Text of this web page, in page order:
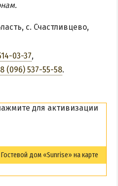
с. Счастливцево,
03-37,
(096) 537-55-58.
Гостевой дом «Sunrise» на карте